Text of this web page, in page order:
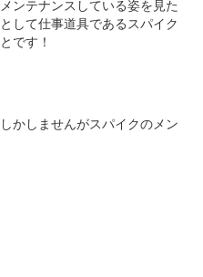
ンテナンスしている姿を見た
して仕事道具であるスパイク
です！
かしませんがスパイクのメン